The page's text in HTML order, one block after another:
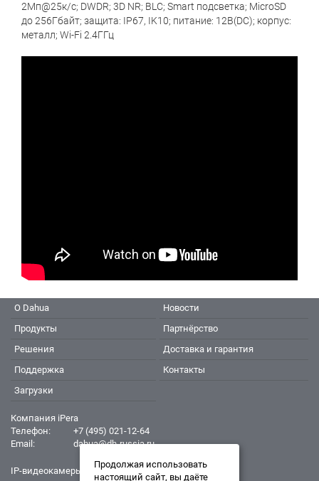
2Мп@25к/с; DWDR; 3D NR; BLC; Smart подсветка; MicroSD
до 256Гбайт; защита: IP67, IK10; питание: 12В(DC); корпус:
металл; Wi-Fi 2.4ГГц
О Dahua
Продукты
Решения
Поддержка
Загрузки
Новости
Партнёрство
Доставка и гарантия
Контакты
Компания iPera
Телефон:
+7 (495) 021-12-64
Email:
dahua@dh-russia.ru
IP-видеокамеры Dahua - Дахуа
Продолжая использовать
настоящий сайт, вы даёте